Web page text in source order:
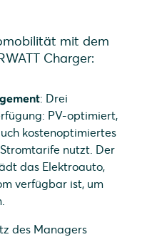
mit dem
Charger:
: Drei
PV-optimiert,
kostenoptimiertes
nutzt. Der
das Elektroauto,
verfügbar ist, um
des Managers